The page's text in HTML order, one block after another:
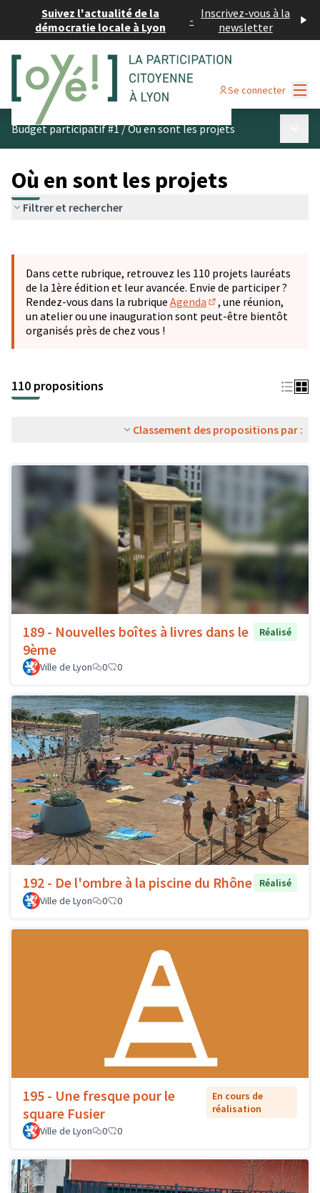
Suivez l'actualité de la
démocratie locale à Lyon
- Inscrivez-vous à la
newsletter
Se connecter
Budget participatif #1/Où en sont les projets
Où en sont les projets
Filtrer et rechercher
−
Dans cette rubrique, retrouvez les 110 projets lauréats
de la 1ère édition et leur avancée. Envie de participer ?
Rendez-vous dans la rubrique Agenda
(S'ouvre dans un
, une réunion,
un atelier ou une inauguration sont peut-être bientôt
organisés près de chez vous !
110 propositions
Classement des propositions par :
189 - Nouvelles boîtes à livres dans le
9ème
Réalisé
Ville de Lyon 0 0
192 - De l'ombre à la piscine du Rhône
Réalisé
Ville de Lyon
0 0
195 - Une fresque pour le
square Fusier
En cours de
réalisation
Ville de Lyon
0 0